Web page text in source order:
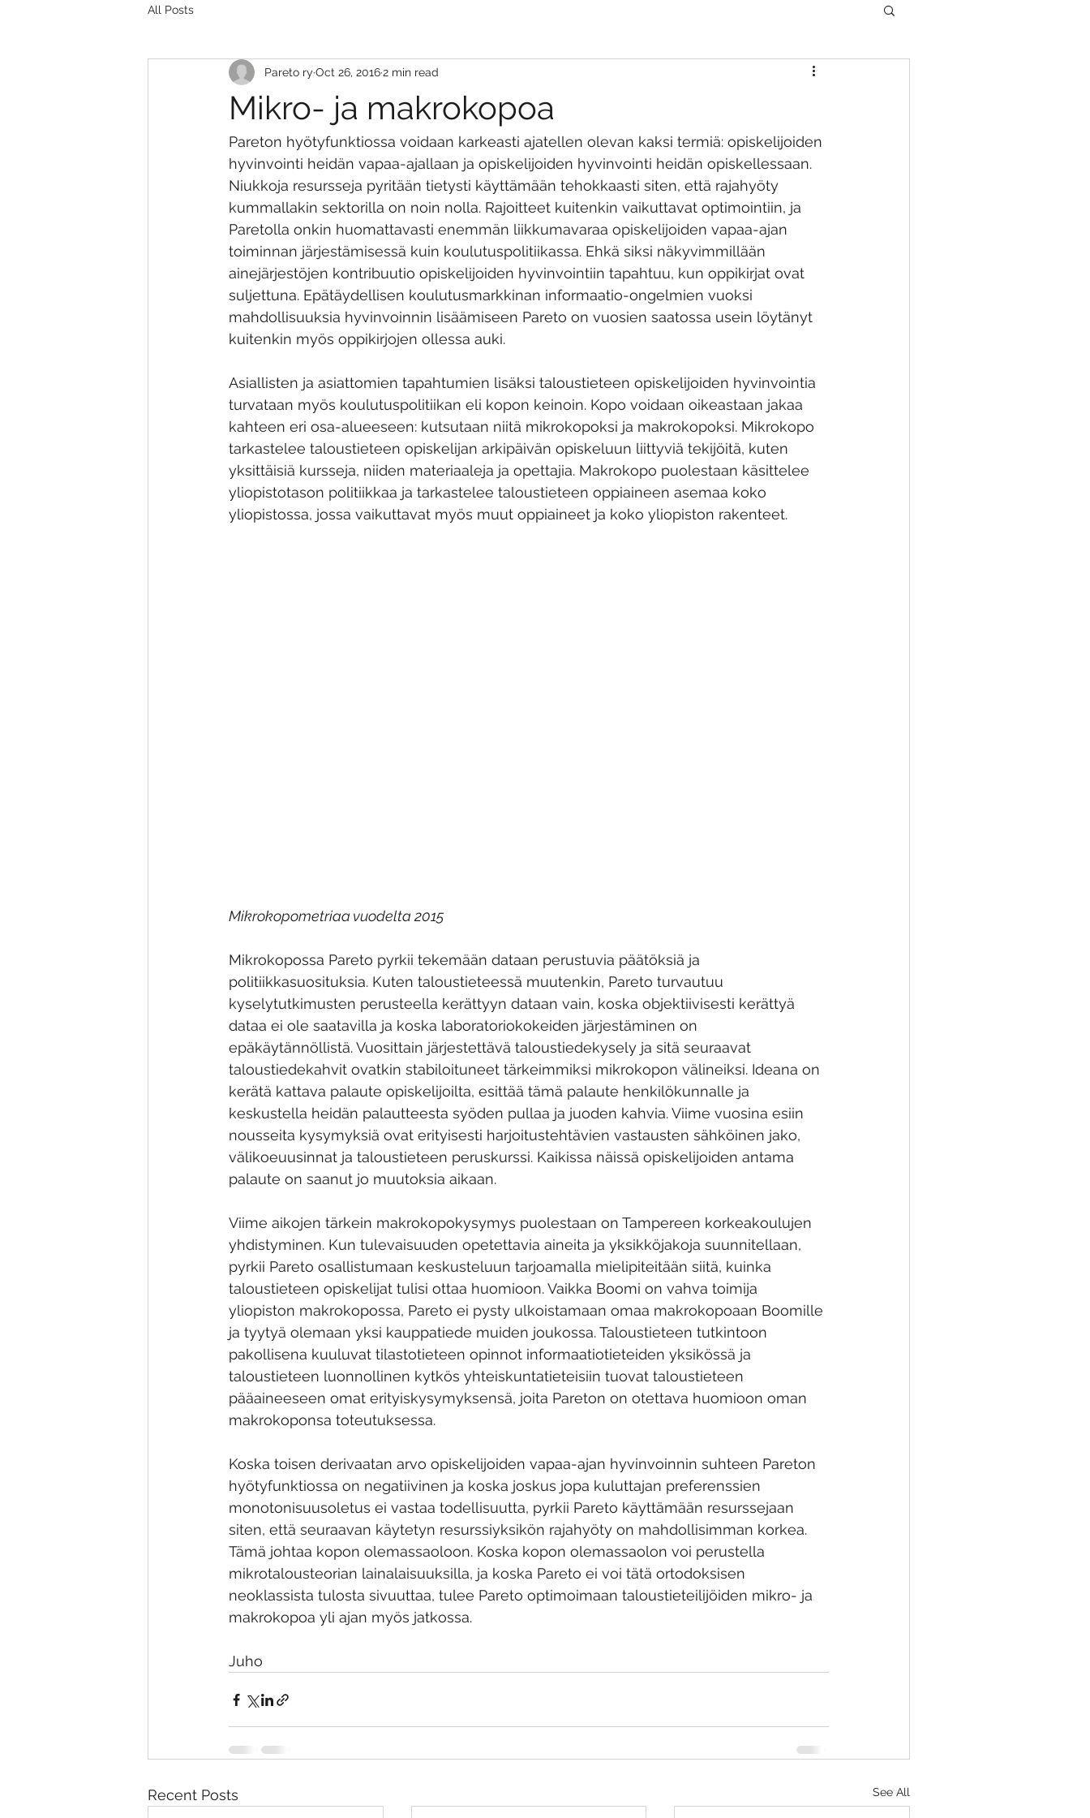
All Posts
Mikro- ja makrokopoa
Pareto ry Oct 26, 20162 min read
Pareton hyötyfunktiossa voidaan karkeasti ajatellen olevan kaksi termiä: opiskelijoiden
hyvinvointi heidän vapaa-ajallaan ja opiskelijoiden hyvinvointi heidän opiskellessaan.
Niukkoja resursseja pyritään tietysti käyttämään tehokkaasti siten, että rajahyöty
kummallakin sektorilla on noin nolla. Rajoitteet kuitenkin vaikuttavat optimointiin, ja
Paretolla onkin huomattavasti enemmän liikkumavaraa opiskelijoiden vapaa-ajan
toiminnan järjestämisessä kuin koulutuspolitiikassa. Ehkä siksi näkyvimmillään
ainejärjestöjen kontribuutio opiskelijoiden hyvinvointiin tapahtuu, kun oppikirjat ovat
suljettuna. Epätäydellisen koulutusmarkkinan informaatio-ongelmien vuoksi
mahdollisuuksia hyvinvoinnin lisäämiseen Pareto on vuosien saatossa usein löytänyt
kuitenkin myös oppikirjojen ollessa auki.
Asiallisten ja asiattomien tapahtumien lisäksi taloustieteen opiskelijoiden hyvinvointia
turvataan myös koulutuspolitiikan eli kopon keinoin. Kopo voidaan oikeastaan jakaa
kahteen eri osa-alueeseen: kutsutaan niitä mikrokopoksi ja makrokopoksi. Mikrokopo
tarkastelee taloustieteen opiskelijan arkipäivän opiskeluun liittyviä tekijöitä, kuten
yksittäisiä kursseja, niiden materiaaleja ja opettajia. Makrokopo puolestaan käsittelee
yliopistotason politiikkaa ja tarkastelee taloustieteen oppiaineen asemaa koko
yliopistossa, jossa vaikuttavat myös muut oppiaineet ja koko yliopiston rakenteet.
Mikrokopometriaa vuodelta 2015
Mikrokopossa Pareto pyrkii tekemään dataan perustuvia päätöksiä ja
politiikkasuosituksia. Kuten taloustieteessä muutenkin, Pareto turvautuu
kyselytutkimusten perusteella kerättyyn dataan vain, koska objektiivisesti kerättyä
dataa ei ole saatavilla ja koska laboratoriokokeiden järjestäminen on
epäkäytännöllistä. Vuosittain järjestettävä taloustiedekysely ja sitä seuraavat
taloustiedekahvit ovatkin stabiloituneet tärkeimmiksi mikrokopon välineiksi. Ideana on
kerätä kattava palaute opiskelijoilta, esittää tämä palaute henkilökunnalle ja
keskustella heidän palautteesta syöden pullaa ja juoden kahvia. Viime vuosina esiin
nousseita kysymyksiä ovat erityisesti harjoitustehtävien vastausten sähköinen jako,
välikoeuusinnat ja taloustieteen peruskurssi. Kaikissa näissä opiskelijoiden antama
palaute on saanut jo muutoksia aikaan.
Viime aikojen tärkein makrokopokysymys puolestaan on Tampereen korkeakoulujen
yhdistyminen. Kun tulevaisuuden opetettavia aineita ja yksikköjakoja suunnitellaan,
pyrkii Pareto osallistumaan keskusteluun tarjoamalla mielipiteitään siitä, kuinka
taloustieteen opiskelijat tulisi ottaa huomioon. Vaikka Boomi on vahva toimija
yliopiston makrokopossa, Pareto ei pysty ulkoistamaan omaa makrokopoaan Boomille
ja tyytyä olemaan yksi kauppatiede muiden joukossa. Taloustieteen tutkintoon
pakollisena kuuluvat tilastotieteen opinnot informaatiotieteiden yksikössä ja
taloustieteen luonnollinen kytkös yhteiskuntatieteisiin tuovat taloustieteen
pääaineeseen omat erityiskysymyksensä, joita Pareton on otettava huomioon oman
makrokoponsa toteutuksessa.
Koska toisen derivaatan arvo opiskelijoiden vapaa-ajan hyvinvoinnin suhteen Pareton
hyötyfunktiossa on negatiivinen ja koska joskus jopa kuluttajan preferenssien
monotonisuusoletus ei vastaa todellisuutta, pyrkii Pareto käyttämään resurssejaan
siten, että seuraavan käytetyn resurssiyksikön rajahyöty on mahdollisimman korkea.
Tämä johtaa kopon olemassaoloon. Koska kopon olemassaolon voi perustella
mikrotalousteorian lainalaisuuksilla, ja koska Pareto ei voi tätä ortodoksisen
neoklassista tulosta sivuuttaa, tulee Pareto optimoimaan taloustieteilijöiden mikro- ja
makrokopoa yli ajan myös jatkossa.
Juho
Recent Posts See All